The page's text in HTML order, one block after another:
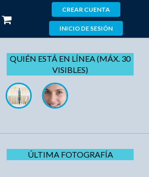
CREAR CUENTA
INICIO DE SESIÓN
QUIÉN ESTÁ EN LÍNEA (MÁX. 30
VISIBLES)
ÚLTIMA FOTOGRAFÍA